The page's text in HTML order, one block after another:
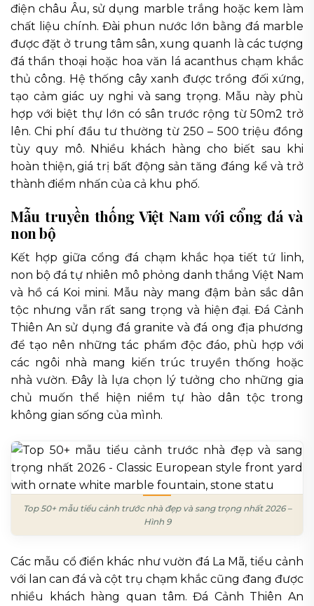
điện châu Âu, sử dụng marble trắng hoặc kem làm
chất liệu chính. Đài phun nước lớn bằng đá marble
được đặt ở trung tâm sân, xung quanh là các tượng
đá thần thoại hoặc hoa văn lá acanthus chạm khắc
thủ công. Hệ thống cây xanh được trồng đối xứng,
tạo cảm giác uy nghi và sang trọng. Mẫu này phù
hợp với biệt thự lớn có sân trước rộng từ 50m2 trở
lên. Chi phí đầu tư thường từ 250 – 500 triệu đồng
tùy quy mô. Nhiều khách hàng cho biết sau khi
hoàn thiện, giá trị bất động sản tăng đáng kể và trở
thành điểm nhấn của cả khu phố.
Mẫu truyền thống Việt Nam với cổng đá và
non bộ
Kết hợp giữa cổng đá chạm khắc họa tiết tứ linh,
non bộ đá tự nhiên mô phỏng danh thắng Việt Nam
và hồ cá Koi mini. Mẫu này mang đậm bản sắc dân
tộc nhưng vẫn rất sang trọng và hiện đại. Đá Cảnh
Thiên An sử dụng đá granite và đá ong địa phương
để tạo nên những tác phẩm độc đáo, phù hợp với
các ngôi nhà mang kiến trúc truyền thống hoặc
nhà vườn. Đây là lựa chọn lý tưởng cho những gia
chủ muốn thể hiện niềm tự hào dân tộc trong
không gian sống của mình.
Top 50+ mẫu tiểu cảnh trước nhà đẹp và sang trọng nhất 2026 –
Hình 9
Các mẫu cổ điển khác như vườn đá La Mã, tiểu cảnh
với lan can đá và cột trụ chạm khắc cũng đang được
nhiều khách hàng quan tâm. Đá Cảnh Thiên An